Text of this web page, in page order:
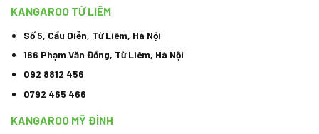
KANGAROO TỪ LIÊM
Số 5, Cầu Diễn, Từ Liêm, Hà Nội
166 Phạm Văn Đồng, Từ Liêm, Hà Nội
092 8812 456
0792 465 466
KANGAROO MỸ ĐÌNH